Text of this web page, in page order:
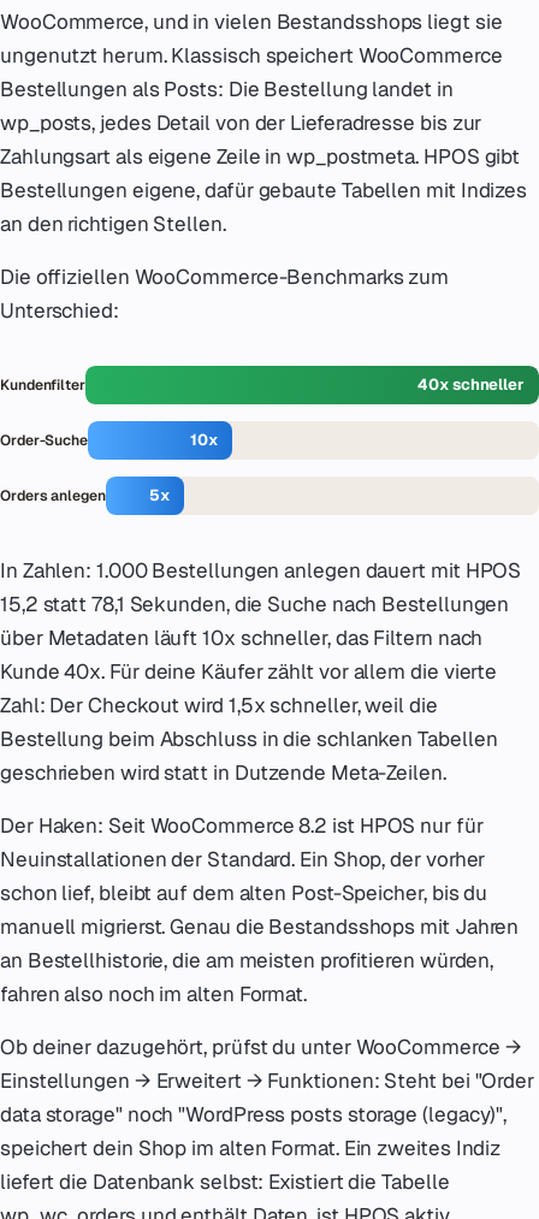
WooCommerce, und in vielen Bestandsshops liegt sie
ungenutzt herum. Klassisch speichert WooCommerce
Bestellungen als Posts: Die Bestellung landet in
wp_posts, jedes Detail von der Lieferadresse bis zur
Zahlungsart als eigene Zeile in wp_postmeta. HPOS gibt
Bestellungen eigene, dafür gebaute Tabellen mit Indizes
an den richtigen Stellen.
Die offiziellen WooCommerce-Benchmarks zum
Unterschied:
Kundenfilter 40x schneller
Order-Suche 10x
Orders anlegen 5x
In Zahlen: 1.000 Bestellungen anlegen dauert mit HPOS
15,2 statt 78,1 Sekunden, die Suche nach Bestellungen
über Metadaten läuft 10x schneller, das Filtern nach
Kunde 40x. Für deine Käufer zählt vor allem die vierte
Zahl: Der Checkout wird 1,5x schneller, weil die
Bestellung beim Abschluss in die schlanken Tabellen
geschrieben wird statt in Dutzende Meta-Zeilen.
Der Haken: Seit WooCommerce 8.2 ist HPOS nur für
Neuinstallationen der Standard. Ein Shop, der vorher
schon lief, bleibt auf dem alten Post-Speicher, bis du
manuell migrierst. Genau die Bestandsshops mit Jahren
an Bestellhistorie, die am meisten profitieren würden,
fahren also noch im alten Format.
Ob deiner dazugehört, prüfst du unter WooCommerce →
Einstellungen → Erweitert → Funktionen: Steht bei "Order
data storage" noch "WordPress posts storage (legacy)",
speichert dein Shop im alten Format. Ein zweites Indiz
liefert die Datenbank selbst: Existiert die Tabelle